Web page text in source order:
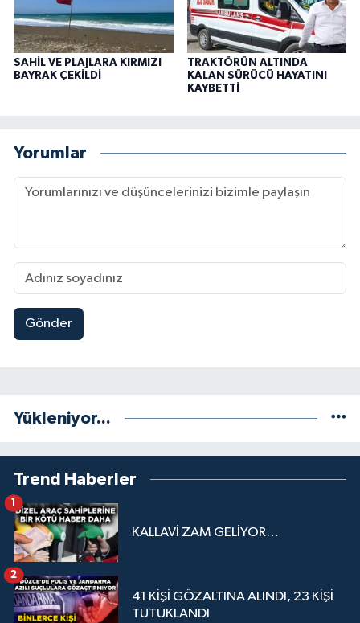
SAHİL VE PLAJLARA KIRMIZI
BAYRAK ÇEKİLDİ
TRAKTÖRÜN ALTINDA
KALAN SÜRÜCÜ HAYATINI
KAYBETTİ
Yorumlar
Gönder
Yükleniyor...
Trend Haberler
KALLAVİ ZAM GELİYOR…
1
41 KİŞİ GÖZALTINA ALINDI, 23 KİŞİ
TUTUKLANDI
2